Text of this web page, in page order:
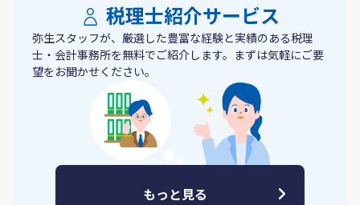
税理士紹介サービス
弥生スタッフが、厳選した豊富な経験と実績のある税理
士・会計事務所を無料でご紹介します。まずは気軽にご要
望をお聞かせください。
もっと見る